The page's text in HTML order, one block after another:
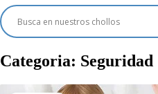
Categoria: Seguridad